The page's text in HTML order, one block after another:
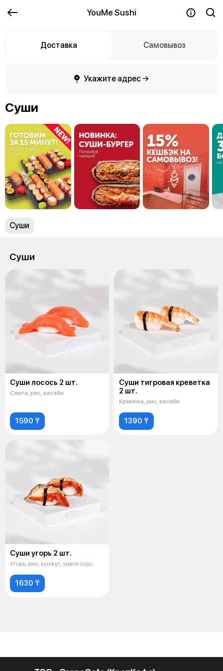
YouMe Sushi
Доставка Самовывоз
Укажите адрес →
Суши
Суши
Суши
Суши лосось 2 шт.
Семга, рис, васаби
1590 ₸
Суши тигровая креветка
2 шт.
Креветка, рис, васаби
1390 ₸
Суши угорь 2 шт.
Угорь, рис, кунжут, унаги соус
1630 ₸